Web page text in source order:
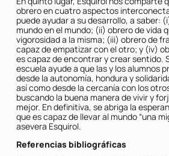
obrero en cuatro aspectos
puede ayudar a su desarrollo, a saber:
mundo en el mundo; (ii) obrero de vida
vigorosidad a la misma; (iii) obrero de
capaz de empatizar con el otro; y (iv)
es capaz de encontrar y crear sentido.
escuela ayude a que las y los alumnos
desde la autonomía, hondura y
así como desde la cercanía con los
buscando la buena manera de vivir y
mejor. En definitiva, se abriga la
que es capaz de llevar al mundo “una
asevera Esquirol.
Referencias bibliográficas